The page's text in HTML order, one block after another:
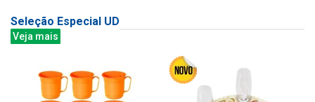
Seleção Especial UD
Veja mais